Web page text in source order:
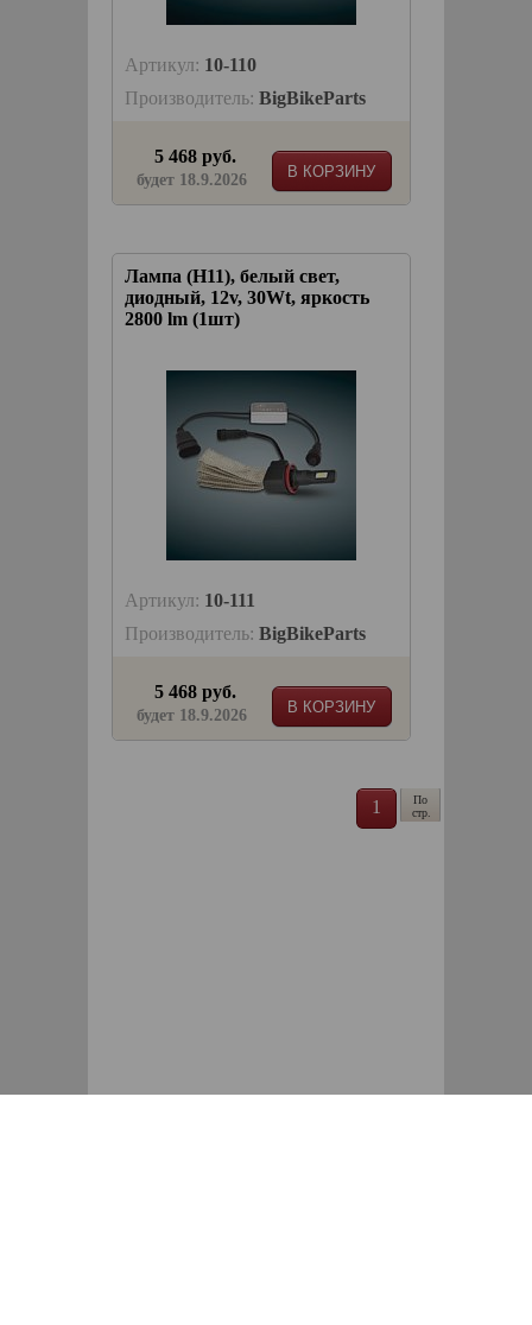
Артикул: 10-110
Производитель: BigBikeParts
В КОРЗИНУ
5 468 руб.
будет 18.9.2026
Лампа (H11), белый свет,
диодный, 12v, 30Wt, яркость
2800 lm (1шт)
Артикул: 10-111
Производитель: BigBikeParts
В КОРЗИНУ
5 468 руб.
будет 18.9.2026
1
По
стр.